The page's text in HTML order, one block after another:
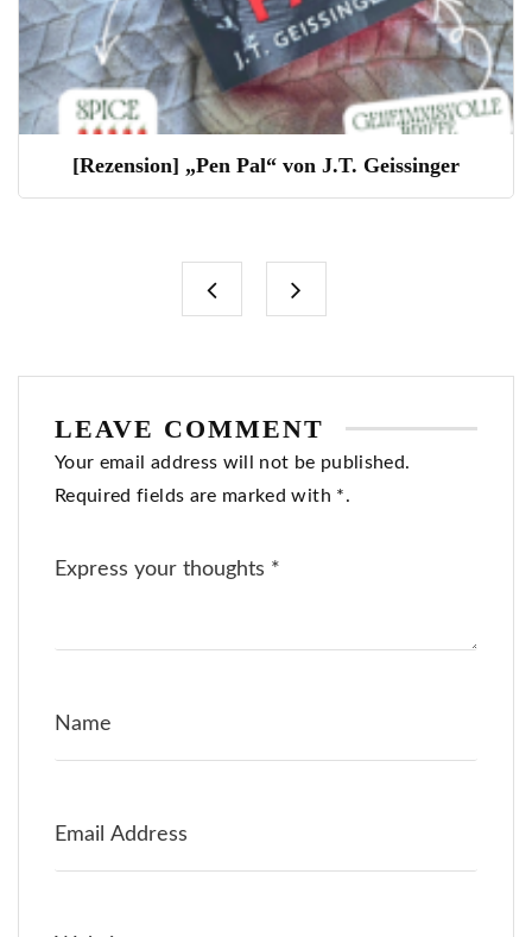
[Rezension] „Pen Pal“ von J.T. Geissinger
LEAVE COMMENT
Your email address will not be published.
Required fields are marked with *.